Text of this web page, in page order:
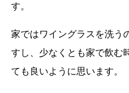
す。
家ではワイングラスを洗う
すし、少なくとも家で飲む
ても良いように思います。